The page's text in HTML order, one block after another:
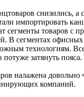
импортировать
сегменты товаров с
В сегментах
технологиям.
затянуть
налажена
компаний.